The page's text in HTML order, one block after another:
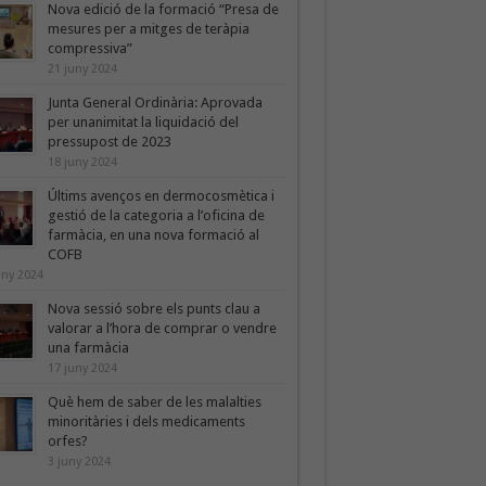
Nova edició de la formació “Presa de
mesures per a mitges de teràpia
compressiva”
21 juny 2024
Junta General Ordinària: Aprovada
per unanimitat la liquidació del
pressupost de 2023
18 juny 2024
Últims avenços en dermocosmètica i
gestió de la categoria a l’oficina de
farmàcia, en una nova formació al
COFB
2024
Nova sessió sobre els punts clau a
valorar a l’hora de comprar o vendre
una farmàcia
17 juny 2024
Què hem de saber de les malalties
minoritàries i dels medicaments
orfes?
3 juny 2024